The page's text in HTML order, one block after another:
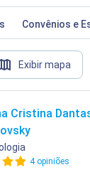
Convênios e
Exibir mapa
Cristina
4 opiniões